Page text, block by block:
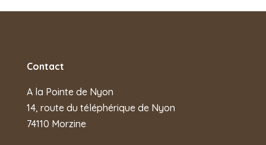
Contact
A la Pointe de Nyon
14, route du téléphérique de Nyon
74110 Morzine